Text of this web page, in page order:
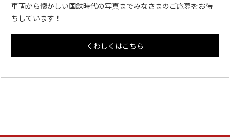
車両から懐かしい国鉄時代の写真までみなさまのご応募をお待
ちしています！
くわしくはこちら